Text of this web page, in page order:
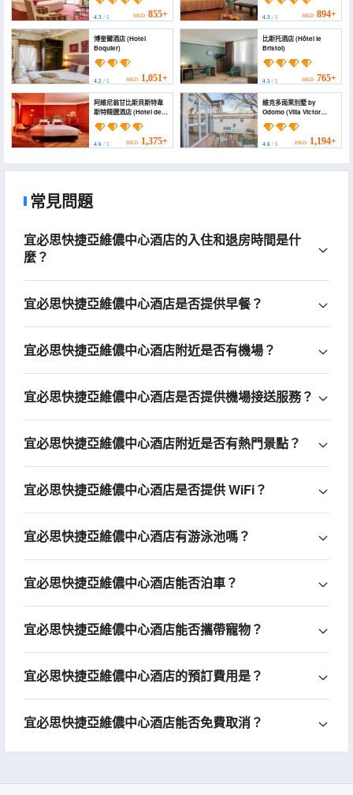
4.3 / 5 HKD 855+ 4.3/ 5 HKD 894+
博奎爾酒店 (Hotel
Boquier)
4.2 / 5 HKD 1,051+
比斯托酒店 (Hôtel le
Bristol)
4.5/ 5 HKD 765+
阿維尼翁甘比斯貝斯特韋
斯特精選酒店 (Hotel de
Cambis, BW Premier
Collection)
4.6 / 5 HKD 1,375+
維克多雨果別墅 by
Odomo (Villa Victor
Hugo by Odomo)
4.6/ 5 HKD 1,194+
常見問題
宜必思快捷亞維儂中心酒店的入住和退房時間是什
麼？
宜必思快捷亞維儂中心酒店是否提供早餐？
宜必思快捷亞維儂中心酒店附近是否有機場？
宜必思快捷亞維儂中心酒店是否提供機場接送服務？
宜必思快捷亞維儂中心酒店附近是否有熱門景點？
宜必思快捷亞維儂中心酒店是否提供 WiFi？
宜必思快捷亞維儂中心酒店有游泳池嗎？
宜必思快捷亞維儂中心酒店能否泊車？
宜必思快捷亞維儂中心酒店能否攜帶寵物？
宜必思快捷亞維儂中心酒店的預訂費用是？
宜必思快捷亞維儂中心酒店能否免費取消？